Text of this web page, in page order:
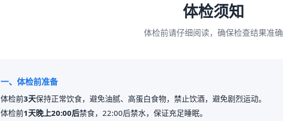
体检须知
体检前请仔细阅读，确保检查结果准确
一、体检前准备
体检前3天保持正常饮食，避免油腻、高蛋白食物，禁止饮酒，避免剧烈运动。
体检前1天晚上20:00后禁食，22:00后禁水，保证充足睡眠。